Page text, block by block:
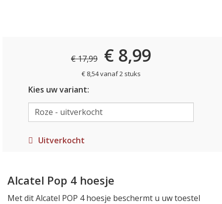
€ 17,99 € 8,99
€ 8,54 vanaf 2 stuks
Kies uw variant:
Uitverkocht
Alcatel Pop 4 hoesje
Met dit Alcatel POP 4 hoesje beschermt u uw toestel